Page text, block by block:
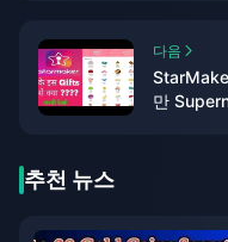
다음
만
추천 뉴스